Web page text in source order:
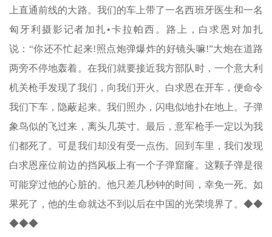
上直通前线的大路。我们的车上带了一名西班牙医生和一名
匈牙利摄影记者加扎•卡拉帕西。路上，白求恩对加扎
说：“你还不忙起来!照点炮弹爆炸的好镜头嘛!”大炮在道路
两旁不停地轰着。在我们就要接近我方部队时，一个意大利
机关枪手发现了我们，向我们开火。白求恩在开车，便命令
我们下车，隐蔽起来。我们照办，闪电似地扑在地上。子弹
象鸟似的飞过来，离头几英寸。最后，意军枪手一定以为我
们都死了。可是我们却没有受一点伤。回到车里，我们发现
白求恩座位前边的挡风板上有一个子弹窟窿。这颗子弹是很
可能穿过他的心脏的。他只差几秒钟的时间，幸免一死。如
果死了，他的生命就达不到以后在中国的光荣境界了。 ◆◆
◆◆◆